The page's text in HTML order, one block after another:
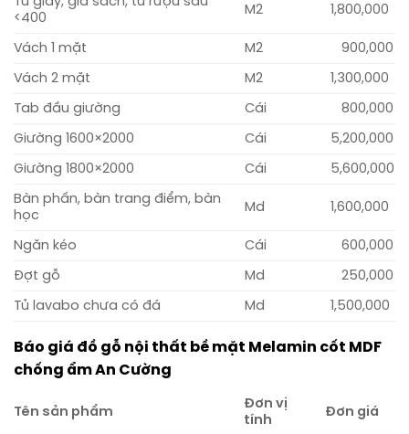
<400
M2 1,800,000
Vách 1 mặt M2 900,000
Vách 2 mặt M2 1,300,000
Tab đầu giường Cái 800,000
Giường 1600×2000 Cái 5,200,000
Giường 1800×2000 Cái 5,600,000
Bàn phấn, bàn trang điểm, bàn
học
Md 1,600,000
Ngăn kéo Cái 600,000
Đợt gỗ Md 250,000
Tủ lavabo chưa có đá Md 1,500,000
Báo giá đồ gỗ nội thất bề mặt Melamin cốt MDF
chống ẩm An Cường
Tên sản phẩm
Đơn vị
tính
Đơn giá